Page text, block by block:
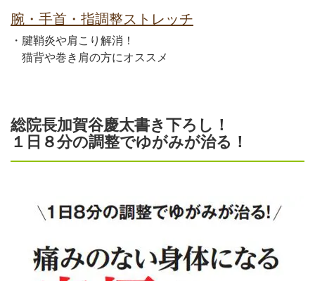
腕・手首・指調整ストレッチ
・腱鞘炎や肩こり解消！
猫背や巻き肩の方にオススメ
総院長加賀谷慶太書き下ろし！
１日８分の調整でゆがみが治る！